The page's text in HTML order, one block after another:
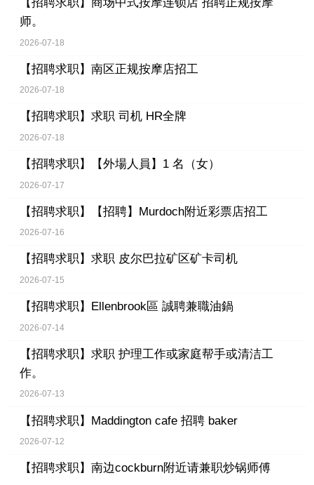
师。
2026-07-18
【招聘求职】 南区正规按摩店招工
2026-07-18
【招聘求职】 求职 司机 HR全牌
2026-07-18
【招聘求职】 【外場人員】1 名（女）
2026-07-17
【招聘求职】 【招聘】Murdoch附近彩票店招工
2026-07-16
【招聘求职】 求职 皮尔巴拉矿区矿卡司机
2026-07-15
【招聘求职】 Ellenbrook區 誠聘兼職油鍋
2026-07-14
【招聘求职】 求职 护理工作或家庭帮手或清洁工
作。
2026-07-13
【招聘求职】 Maddington cafe 招聘 baker
2026-07-12
【招聘求职】 南边cockburn附近请兼职炒锅师傅